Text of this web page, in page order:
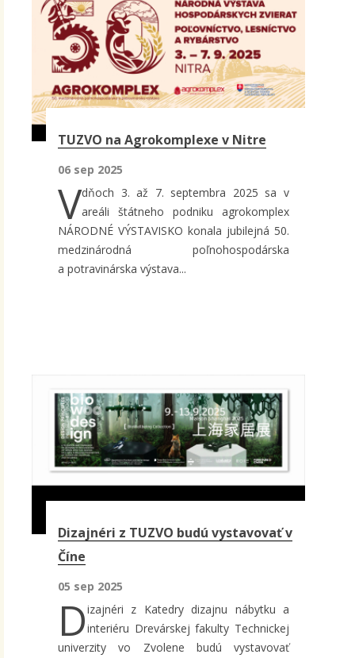
TUZVO na Agrokomplexe v Nitre
06 sep 2025
Vdňoch 3. až 7. septembra 2025 sa v
areáli štátneho podniku agrokomplex
NÁRODNÉ VÝSTAVISKO konala jubilejná 50.
medzinárodná poľnohospodárska
a potravinárska výstava...
Dizajnéri z TUZVO budú vystavovať v
Číne
05 sep 2025
Dizajnéri z Katedry dizajnu nábytku a
interiéru Drevárskej fakulty Technickej
univerzity vo Zvolene budú vystavovať